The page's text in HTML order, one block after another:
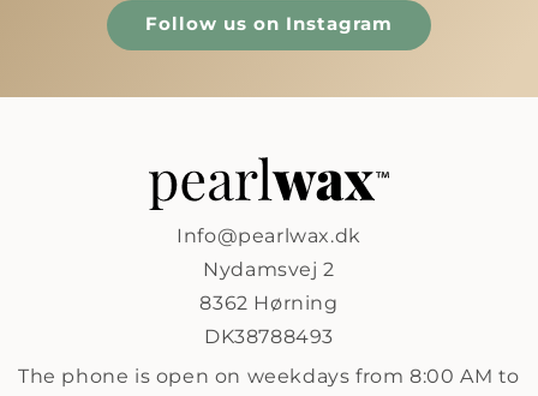
Follow us on Instagram
Info@pearlwax.dk
Nydamsvej 2
8362 Hørning
DK38788493
The phone is open on weekdays from 8:00 AM to